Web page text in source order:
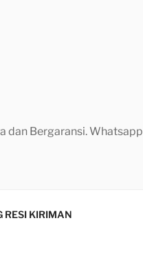
dan Bergaransi. Whatsapp
RESI KIRIMAN